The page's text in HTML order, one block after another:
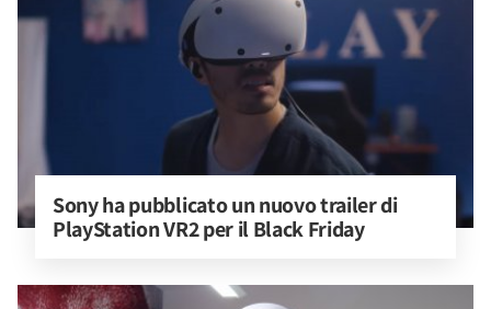
Sony ha pubblicato un nuovo trailer di
PlayStation VR2 per il Black Friday